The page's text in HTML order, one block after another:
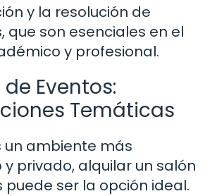
y la resolución de
que son esenciales en el
y profesional.
Eventos:
Temáticas
un ambiente más
privado, alquilar un salón
puede ser la opción ideal.